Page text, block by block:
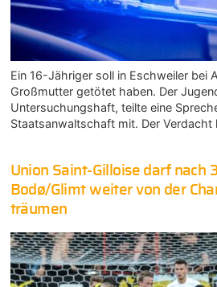
Ein 16-Jähriger soll in Eschweiler bei
Großmutter getötet haben. Der
Untersuchungshaft, teilte eine
Staatsanwaltschaft mit. Der Verdacht
Union Saint-Gilloise darf nach
Bodø/Glimt weiter von der
träumen